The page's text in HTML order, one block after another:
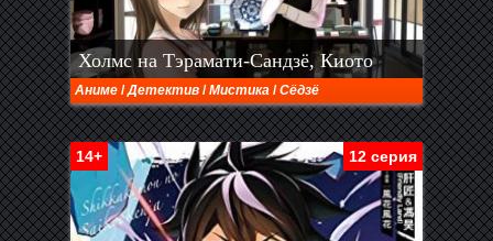
Холмс на Тэрамати-Сандзё, Киото
Аниме /Детектив /Мистика /Сёдзё
12 серия
14+